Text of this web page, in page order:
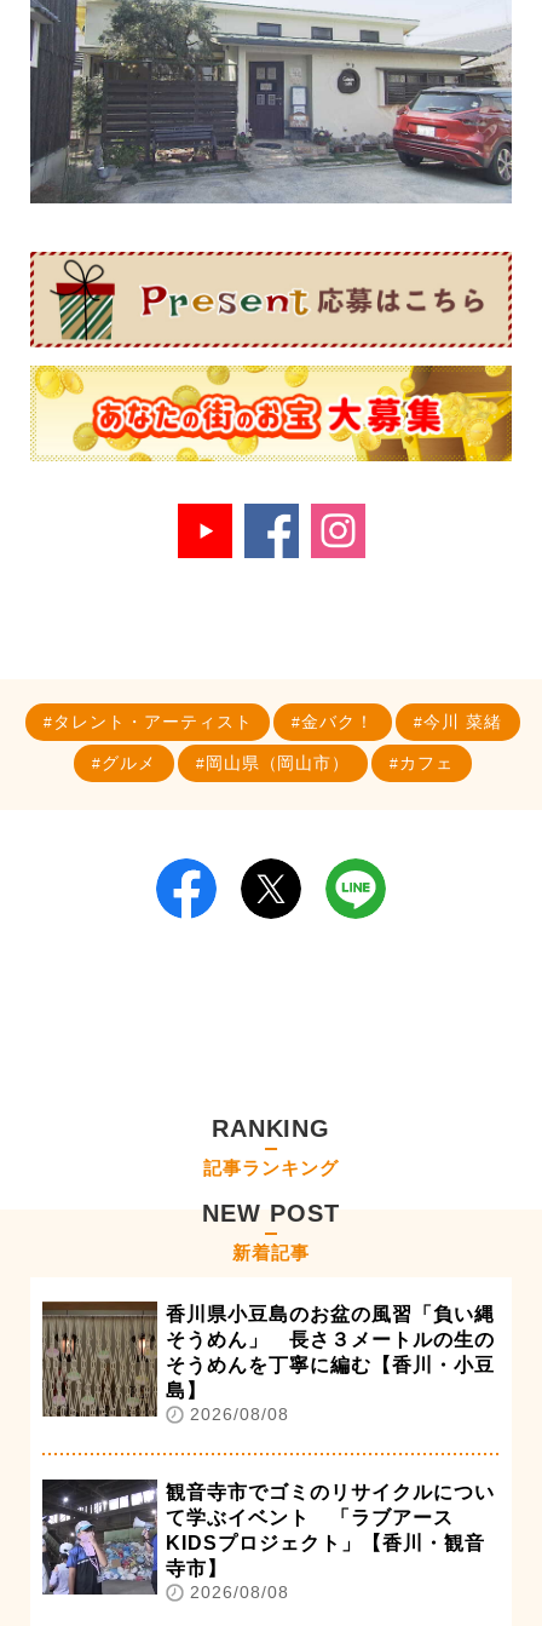
タレント・アーティスト 金バク！ 今川 菜緒
グルメ 岡山県（岡山市） カフェ
RANKING
記事ランキング
NEW POST
新着記事
香川県小豆島のお盆の風習「負い縄
そうめん」 長さ３メートルの生の
そうめんを丁寧に編む【香川・小豆
島】
2026/08/08
観音寺市でゴミのリサイクルについ
て学ぶイベント 「ラブアース
KIDSプロジェクト」【香川・観音
寺市】
2026/08/08